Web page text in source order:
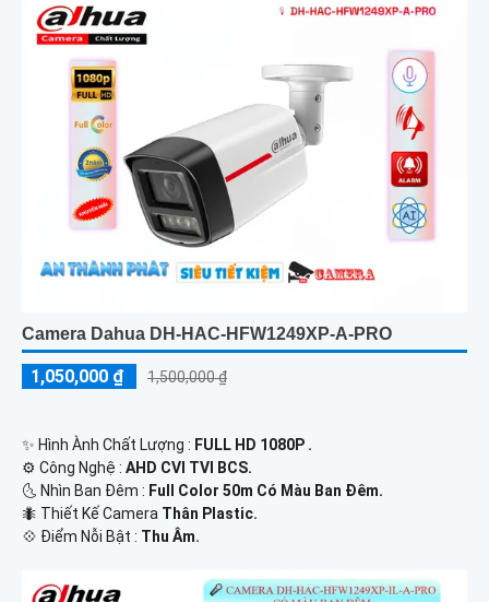
Camera Dahua DH-HAC-HFW1249XP-A-PRO
1,050,000 ₫ 1,500,000 ₫
✨ Hình Ành Chất Lượng : FULL HD 1080P .
⚙ Công Nghệ : AHD CVI TVI BCS.
🌜 Nhìn Ban Đêm : Full Color 50m Có Màu Ban Ðêm.
🐜 Thiết Kế Camera Thân Plastic.
️💠 Điểm Nỗi Bật : Thu Âm.